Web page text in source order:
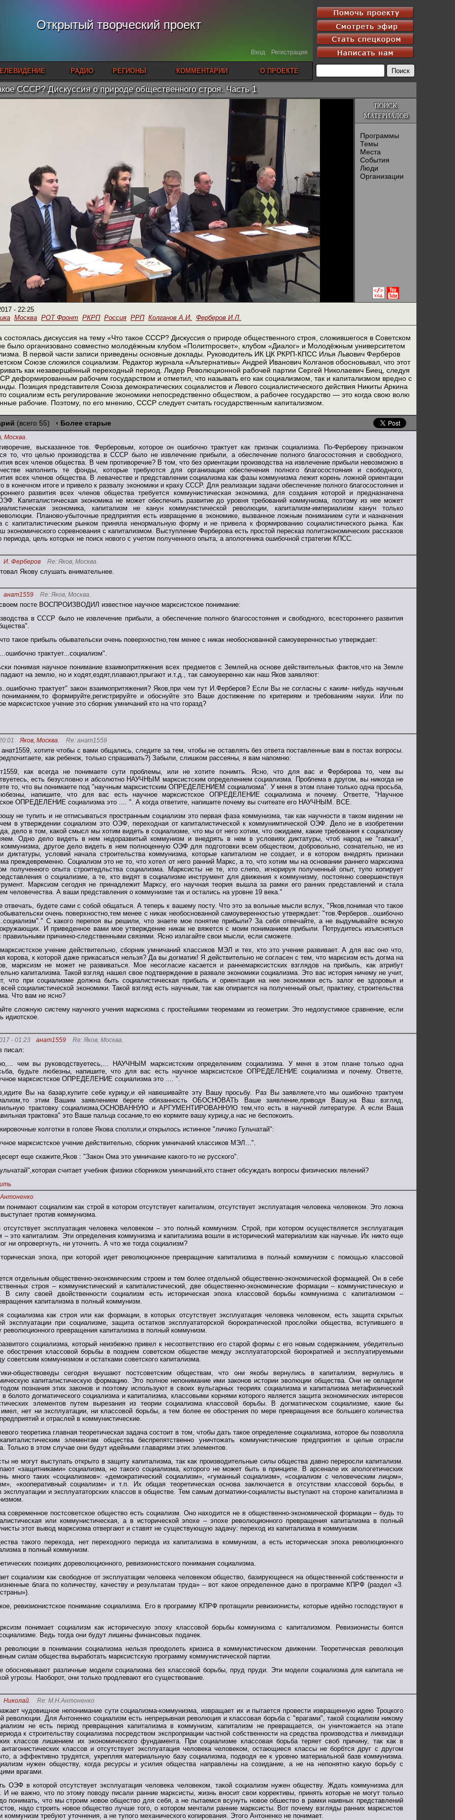
Открытый творческий проект
Вход Регистрация
РАДИО РЕГИОНЫ КОММЕНТАРИИ О ПРОЕКТЕ
СССР? Дискуссия о природе общественного строя. Часть 1
ПОИСК
МАТЕРИАЛОВ
Программы
Темы
Места
События
Люди
Организации
- 22:25
Москва РОТ Фронт РКРП Россия РРП Колганов А.И. Ферберов И.Л.
состоялась дискуссия на тему «Что такое СССР? Дискуссия о природе общественного строя, сложившегося в Советском
было организовано совместно молодёжным клубом «Политпросвет», клубом «Диалог» и Молодёжным университетом
В первой части записи приведены основные доклады. Руководитель ИК ЦК РКРП-КПСС Илья Львович Ферберов
Союзе сложился социализм. Редактор журнала «Альтернативы» Андрей Иванович Колганов обосновывал, что этот
как незавершённый переходный период. Лидер Революционной рабочей партии Сергей Николаевич Биец, следуя
деформированным рабочим государством и отметил, что называть его как социализмом, так и капитализмом вредно с
Позиция представителя Союза демократических социалистов и Левого социалистического действия Никиты Аркина
социализм есть регулирование экономики непосредственно обществом, а рабочее государство — это когда свою волю
рабочие. Поэтому, по его мнению, СССР следует считать государственным капитализмом.
(всего 55) ‹ Более старые
Москва.
высказанное тов. Ферберовым, которое он ошибочно трактует как признак социализма. По-Ферберову признаком
то, что целью производства в СССР было не извлечение прибыли, а обеспечение полного благосостояния и свободного,
всех членов общества. В чем противоречие? В том, что без ориентации производства на извлечение прибыли невозможно в
наполнить те фонды, которые требуются для организации обеспечения полного благосостояния и свободного,
всех членов общества. В левачестве и представлении социализма как фазы коммунизма лежит корень ложной ориентации
в конечном итоге и привело к развалу экономики и краху СССР. Для реализации задачи обеспечение полного благосостояния и
развития всех членов общества требуется коммунистическая экономика, для создания которой и предназначена
Капиталистическая экономика не может обеспечить развитие до уровня требований коммунизма, поэтому из нее может
экономика, капитализм не канун коммунистической революции, капитализм-империализм канун только
Планово-убыточные предприятия есть извращение в экономике, вызванное ложным пониманием сути и назначения
с капиталистическим рынком приняла ненормальную форму и не привела к формированию социалистического рынка. Как
экономического соревнования с капитализмом. Выступление Ферберова есть простой пересказ политэкономических рассказов
периода, цель которых не поиск нового с учетом полученного опыта, а апологеника ошибочной стратегии КПСС.
И. Ферберов Re: Яков, Москва.
Якову слушать внимательнее.
анат1559 Re: Яков, Москва.
посте ВОСПРОИЗВОДИЛ известное научное марксистское понимание:
в СССР было не извлечение прибыли, а обеспечение полного благосостояния и свободного, всестороннего развития
такое прибыль обывательски очень поверхностно,тем менее с никак необоснованной самоуверенностью утверждает:
трактует...социализм".
понимая научное понимание взаимопритяжения всех предметов с Землей,на основе действительных фактов,что на Земле
на землю, но и ходят,ездят,плавают,прыгают и.т.д., так самоуверенно как наш Яков заявляют:
трактует" закон взаимопритяжения? Яков,при чем тут И.Ферберов? Если Вы не согласны с каким- нибудь научным
пониманием,то формируйте,регистрируйте и обоснуйте это Ваше достижение по критериям и требованиям науки. Или по
марксистское учение это сборник умничаний кто на что горазд?
Яков, Москва. Re: анат1559
хотите чтобы с вами общались, следите за тем, чтобы не оставлять без ответа поставленные вам в постах вопросы.
как ребенок, только спрашивать?) Забыли, слишком рассеяны, я вам напомню:
как всегда не понимаете сути проблемы, или не хотите понимть. Ясно, что для вас и Ферберова то, чем вы
есть безусловно и абсолютно НАУЧНЫМ марксистским определением социализма. Проблема в другом, вы никогда не
то, что вы понимаете под "научным марксистским ОПРЕДЕЛЕНИЕМ социализма". У меня в этом плане только одна просьба,
напишите, что для вас есть научное марксистское ОПРЕДЕЛЕНИЕ социализма и почему. Ответте, "Научное
ОПРЕДЕЛЕНИЕ социализма это .... ". А когда ответите, напишите почему вы считеате его НАУЧНЫМ. ВСЕ.
не тупить и не отписываться пространным социализм это первая фаза коммунизма, так как научности в таком видении не
в утверждении социализм это ОЭФ, переходная от капиталистической к коммунимтической ОЭФ. Дело не в изобретении
дело в том, какой смысл мы хотим видеть в социализме, что мы от него хотим, что ожидаем, какие требования к социализму
Одно дело видеть в нем недоразвитый коммунизм и внедрять в нем в условиях диктатуры, чтоб народ не "гавкал",
коммунизма, другое дело видеть в нем полноценную ОЭФ для подготовки всем обществом, добровольно, сознательно, не из
диктатуры, условий начала строительства коммунизма, которые капитализм не создает, и в котором внедрять признаки
преждевременно. Социализм это не то, что хотел от него ранний Маркс, а то, что хотим мы на основании раннего марксизма
полученного опыта строитедльства социализма. Марксисты не те, кто слепо, игнорируя полученный опыт, тупо копирует
о социализме, а те, кто видят в социализме инструмент для движения к коммунизму, постоянно совершенствуя
Марксизм сегодня не принадлежит Марксу, его научная теория вышла за рамки его ранних представлений и стала
человечества. А ваши представления о коммунизме так и остались на уровне 19 века."
отвечать, будете сами с собой общаться. А теперь к вашему посту. Что это за вольные мысли вслух, "Яков,понимая что такое
очень поверхностно,тем менее с никак необоснованной самоуверенностью утверждает: "тов.Ферберов...ошибочно
С какого перепоя вы решили, что знаете мое понятие прибыли? За себя отвечайте, а не выдумывайте всякую
И приведенное вами мое утверждение никак не вяжется с моим пониманием прибыли. Потрудитесь изъясняться
правильными причинно-следственными связями. Ясно излагайте свои мысли, если сможете.
учение действительно, сборник умничаний классиков МЭЛ и тех, кто это учение развивает. А для вас оно что,
корова, к которой даже прикасаться нельзя? Да вы догматик! Я действительно не согласен с тем, что марксизм есть догма на
марксизм не может не развиваться. Мое несогласие касается и раннемарксистских взглядов на прибыль, как атрибут
капитализма. Такой взгляд нашел свое подтверждение в развале экономики социализма. Это вас история ничему не учит,
что при социализме должна быть социалистическая прибыль и ориентация на нее экономики есть залог ее здоровья и
социалистической экономики. Такой взгляд есть научным, так как опирается на полученный опыт, практику, строительства
Что вам не ясно?
сложную систему научного учения марксизма с простейшими теоремами из геометрии. Это недопустимое сравнение, если
идиотское.
- 01:23
анат1559 Re: Яков, Москва.
писал:
чем вы руководствуетесь,... НАУЧНЫМ марксистским определением социализма. У меня в этом плане только одна
будьте любезны, напишите, что для вас есть научное марксистское ОПРЕДЕЛЕНИЕ социализма и почему. Ответте,
марксистское ОПРЕДЕЛЕНИЕ социализма это .... ".
Вы на базар,купите себе курицу,и ей навешивайте эту Вашу просьбу. Раз Вы заявляете,что мы ошибочно трактуем
этим Вашим заявлением берете обязанность ОБОСНОВАТЬ Ваше заявление,приводя Вашу,на Ваш взгляд,
трактовку социализма,ОСНОВАННУЮ и АРГУМЕНТИРОВАННУЮ тем,что есть в научной литературе. А если Ваша
трактовка" это Ваше пальца сосание,то ею кормите вашу курицу,а нас не беспокоить.
колготки в голове Якова сползли,и открылось истинное "личико Гульчатай":
марксистское учение действительно, сборник умничаний классиков МЭЛ...".
еще скажите,Яков : "Закон Ома это умничание какого-то не русского".
считает учебник физики сборником умничаний,кто станет обсуждать вопросы физических явлений?
понимают социализм как строй в котором отсутствует капитализм, отсутствует эксплуатация человека человеком. Это ложна
против коммунизма.
эксплуатация человека человеком – это полный коммунизм. Строй, при котором осуществляется эксплуатация
– это капитализм. Эти определения коммунизма и капитализма вошли в исторический материализм как научные. Их никто еще
ни опровергнуть, ни уточнить. А что же тогда социализм?
эпоха, при которой идет революционное превращение капитализма в полный коммунизм с помощью классовой
отдельным общественно-экономическим строем и тем более отдельной общественно-экономической формацией. Он в себе
строя – коммунистический и капиталистический, две общественно-экономические формации – коммунистическую и
В силу своей двойственности социализм есть историческая эпоха классовой борьбы коммунизма с капитализмом –
капитализма в полный коммунизм.
социализма как строя или как формации, в которых отсутствует эксплуатация человека человеком, есть защита скрытых
эксплуатации при социализме, защита остатков эксплуататорской бюрократической прослойки общества, вступившего в
революционного превращения капитализма в полный коммунизм.
социализма, который неизбежно привел к несоответствию его старой формы с его новым содержанием, убедительно
обострения классовой борьбы в позднем советском обществе между эксплуататорской бюрократией и эксплуатируемыми
советским коммунизмом и остатками советского капитализма.
обществоведы сегодня внушают постсоветским обществам, что они якобы вернулись в капитализм, вернулись в
капиталистическую формацию. Это полное непонимание ими законов истории эволюции общества. Они не овладели
познания этих законов и поэтому используют в своих вульгарных теориях социализма и капитализма метафизический
болото догматического социализма и капитализма, классовыми корнями которого является защита экономических интересов
элементов путем вырезания из теории социализма классовой борьбы. В догматическом социализме, какие бы
нет ни эксплуатации, ни классовой борьбы, а тем более ее обострения по мере превращения все большего количества
и отраслей в коммунистические.
теоретика главная теоретическая задача состоит в том, чтобы дать такое определение социализма, которое бы позволяла
элементам общества беспрепятственно уничтожать коммунистические предприятия и целые отрасли
Только в этом случае они будут идейными главарями этих элементов.
не могут выступать открыто в защиту капитализма, так как производительные силы общества давно переросли капитализм.
«защитниками» социализма, но такого социализма, которого не может быть в принципе. В арсенале их апологетических
много таких «социализмов»: «демократический социализм», «гуманный социализм», «социализм с человеческим лицом»,
«кооперативный социализм» и т.п. Их общая теоретическая основа заключается в отсутствии классовой борьбы, в
эксплуатации и эксплуататорских классов в обществе. Тем самым догматики-социалисты выступают на стороне капитализма в
современное постсоветское общество есть социализм. Оно находится не в общественно-экономической формации – будь то
или коммунистическая, а в исторической эпохе – эпохе революционного превращения капитализма в полный
этот вывод марксизма отвергают и ставят не существующую задачу: переход из капитализма в коммунизм.
такого перехода, нет переходного периода из капитализма в коммунизм, а есть историческая эпоха революционного
в полный коммунизм.
позициях дореволюционного, ревизионистского понимания социализма.
социализм как свободное от эксплуатации человека человеком общество, базирующееся на общественной собственности и
блага по количеству, качеству и результатам труда» – вот какое определенное дано в программе КПРФ (раздел «3.
ревизионистское понимание социализма. Его в программу КПРФ протащили ревизионисты, которые идейно господствуют в
понимает социализм как историческую эпоху классовой борьбы коммунизма с капитализмом. Ревизионисты боятся
Ведь тогда они будут лишены финансовых подачек.
революции в понимании социализма нельзя преодолеть кризиса в коммунистическом движении. Теоретическая революция
силам общества выработать марксистскую программу коммунистической партии.
обосновывают различные модели социализма без классовой борьбы, пруд пруди. Эти модели социализма для капитала не
угрозы. Наоборот, они только продлевают его существование.
Николай. Re: М.Н.Антоненко
чудовищное непонимание сути социализма-коммунизма, извращает их и пытается провести извращенную идею Троцкого
революции. Для Антоненко социализм есть непрерывная революция и классовая борьба с "врагами", такой социализм никому
не есть период превращения капитализма в коммунизм, капитализм не превращается, он уничтожается на этапе
к строительству социализма посредством экспроприации частной собственности на средства производства и ликвидаци
классов лишением их экономического фундамента. При социализме классовая борьба теряет своб причину, так как в
классов и отсутствует эксплуатация человека человеком, остающиеся классы не борбтся друг с другом
а эффективно трудятся, укрепляя материальную базу социализма, подводя ее к уровню материальной базв коммунизма.
нужен обществу, когда ресурсы и усилия общества направлены на созидание, а не на непонятно какую борьбу с
врагами.
ОЭФ в которой отсутствует эксплуатация человека человеком, такой социализм нужен обществу. Ждать коммунизма для
И не важно, что по этому поводу писали ранние марксисты, жизнь вносит свои коррективы, принять которые не могут только
понимать, что мы строим новое общество для себя, а не пытаемся всунуть новое обшество в рамки наивных представлений
надо строить новое общество лучше того, о котором мечтали ранние марксисты. Вот почему взгляды ранних марксистов
коммунизм требуют уточнения, а не тупого механического копирования. Этого Антоненко не понимает.